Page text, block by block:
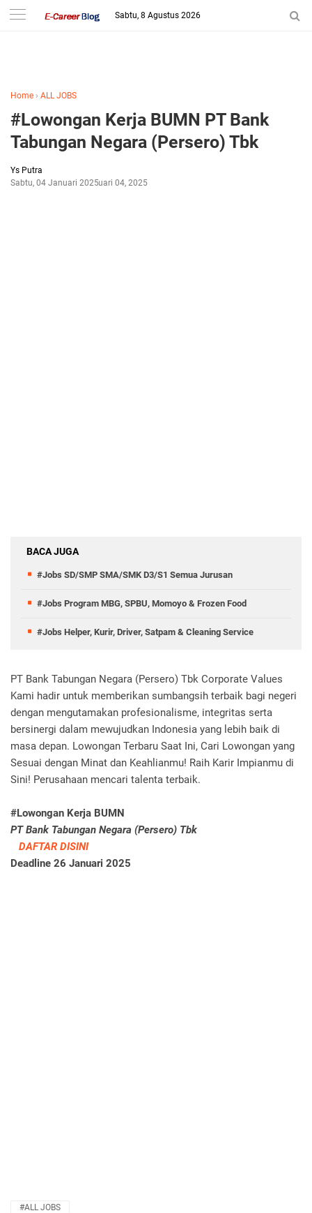
-->
Sabtu, 8 Agustus 2026
Home › ALL JOBS
#Lowongan Kerja BUMN PT Bank
Tabungan Negara (Persero) Tbk
Ys Putra
Sabtu, 04 Januari 2025Januari 04, 2025
BACA JUGA
#Jobs SD/SMP SMA/SMK D3/S1 Semua Jurusan
#Jobs Program MBG, SPBU, Momoyo & Frozen Food
#Jobs Helper, Kurir, Driver, Satpam & Cleaning Service
PT Bank Tabungan Negara (Persero) Tbk Corporate Values
Kami hadir untuk memberikan sumbangsih terbaik bagi negeri
dengan mengutamakan profesionalisme, integritas serta
bersinergi dalam mewujudkan Indonesia yang lebih baik di
masa depan. Lowongan Terbaru Saat Ini, Cari Lowongan yang
Sesuai dengan Minat dan Keahlianmu! Raih Karir Impianmu di
Sini! Perusahaan mencari talenta terbaik.
#Lowongan Kerja BUMN
PT Bank Tabungan Negara (Persero) Tbk
DAFTAR DISINI
Deadline 26 Januari 2025
#ALL JOBS